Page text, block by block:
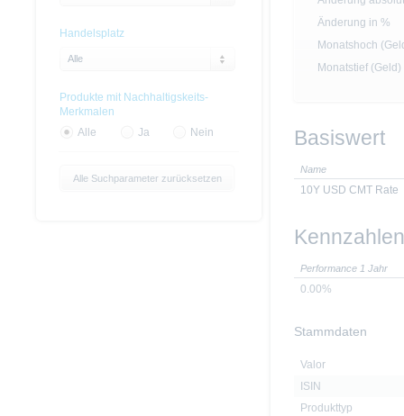
Änderung in %
Monatshoch
Monatstief (Geld)
Basiswert
Name
10Y USD CMT Rate
Kennzahlen
Performance 1 Jahr
0.00%
Stammdaten
Valor
ISIN
Produkttyp
Handelsplatz
Alle
Produkte mit Nachhaltigskeits-
Merkmalen
Alle
Ja Nein
Alle Suchparameter zurücksetzen